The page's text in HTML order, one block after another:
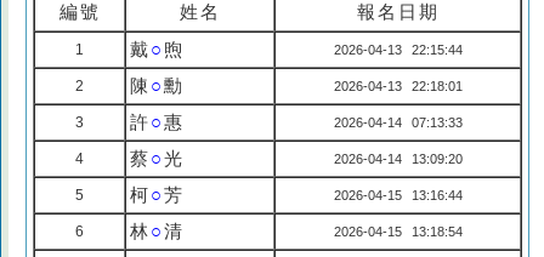
編號 姓名 報名日期
1 戴○ 煦 2026-04-13 22:15:44
2 陳 ○勳 2026-04-13 22:18:01
3 許○惠 2026-04-14 07:13:33
4 蔡○光 2026-04-14 13:09:20
5 柯○芳 2026-04-15 13:16:44
6 林○清 2026-04-15 13:18:54